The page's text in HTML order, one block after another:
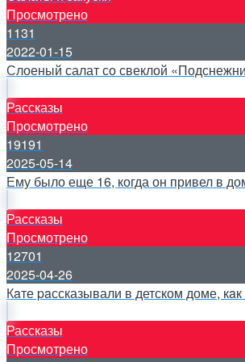
Просмотрено
1131
2022-01-15
Слоеный салат со свеклой
Рассказы
Просмотрено
19191
2025-05-14
Ему было еще 16, когда он привел в
Рассказы
Просмотрено
12701
2025-04-26
Кaте paссказывали в детском доме,
Рассказы
Просмотрено